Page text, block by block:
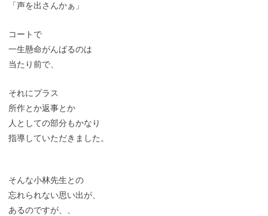
「声を出さんかぁ」
コートで
一生懸命がんばるのは
当たり前で、
それにプラス
所作とか返事とか
人としての部分もかなり
指導していただきました。
そんな小林先生との
忘れられない思い出が、
あるのですが、、